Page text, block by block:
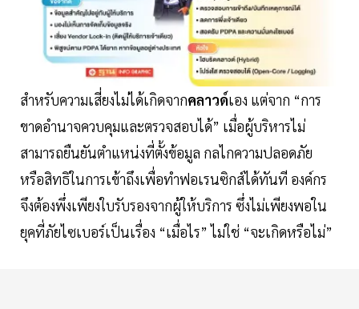
สำหรับความเสี่ยงไม่ได้เกิดจากคลาวด์เอง แต่จาก “การ
ขาดอำนาจควบคุมและตรวจสอบได้” เมื่อผู้บริหารไม่
สามารถยืนยันตำแหน่งที่ตั้งข้อมูล กลไกความปลอดภัย
หรือสิทธิในการเข้าถึงเพื่อทำฟอเรนซิกส์ได้ทันที องค์กร
จึงต้องพึ่งเพียงใบรับรองจากผู้ให้บริการ ซึ่งไม่เพียงพอใน
ยุคที่ภัยไซเบอร์เป็นเรื่อง “เมื่อไร” ไม่ใช่ “จะเกิดหรือไม่”